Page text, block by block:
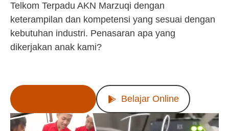
Telkom Terpadu AKN Marzuqi dengan
keterampilan dan kompetensi yang sesuai dengan
kebutuhan industri. Penasaran apa yang
dikerjakan anak kami?
Belajar Online